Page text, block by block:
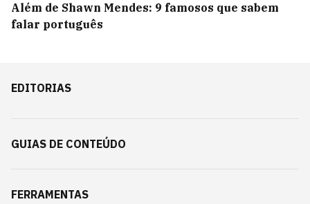
Além de Shawn Mendes: 9 famosos que sabem
falar português
EDITORIAS
GUIAS DE CONTEÚDO
FERRAMENTAS